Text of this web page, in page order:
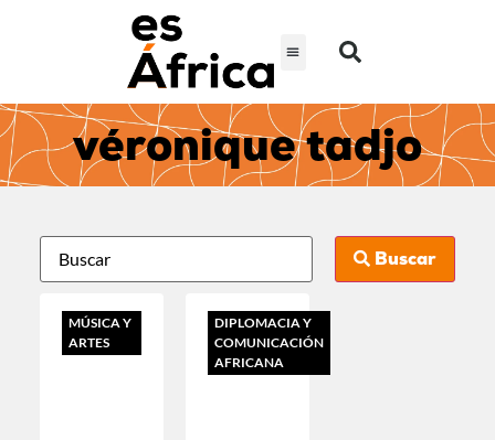
véronique tadjo
Buscar
MÚSICA Y
ARTES
DIPLOMACIA Y
COMUNICACIÓN
AFRICANA